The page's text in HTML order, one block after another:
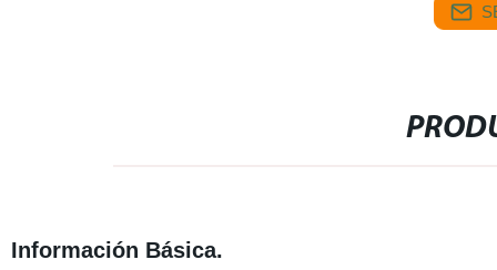
Información Básica.